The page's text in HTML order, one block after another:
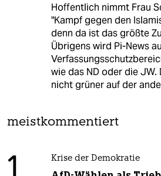
Hoffentlich nimmt Frau
"Kampf gegen den
denn da ist das größte
Übrigens wird Pi-News
wie das ND oder die JW.
nicht grüner auf der
meistkommentiert
Krise der Demokratie